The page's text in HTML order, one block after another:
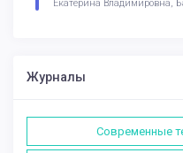
Екатерина Владимировна,
Журналы
Современные